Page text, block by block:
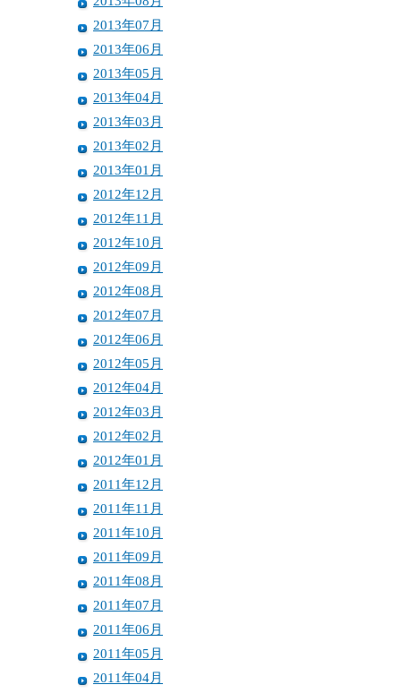
2013年07月
2013年06月
2013年05月
2013年04月
2013年03月
2013年02月
2013年01月
2012年12月
2012年11月
2012年10月
2012年09月
2012年08月
2012年07月
2012年06月
2012年05月
2012年04月
2012年03月
2012年02月
2012年01月
2011年12月
2011年11月
2011年10月
2011年09月
2011年08月
2011年07月
2011年06月
2011年05月
2011年04月